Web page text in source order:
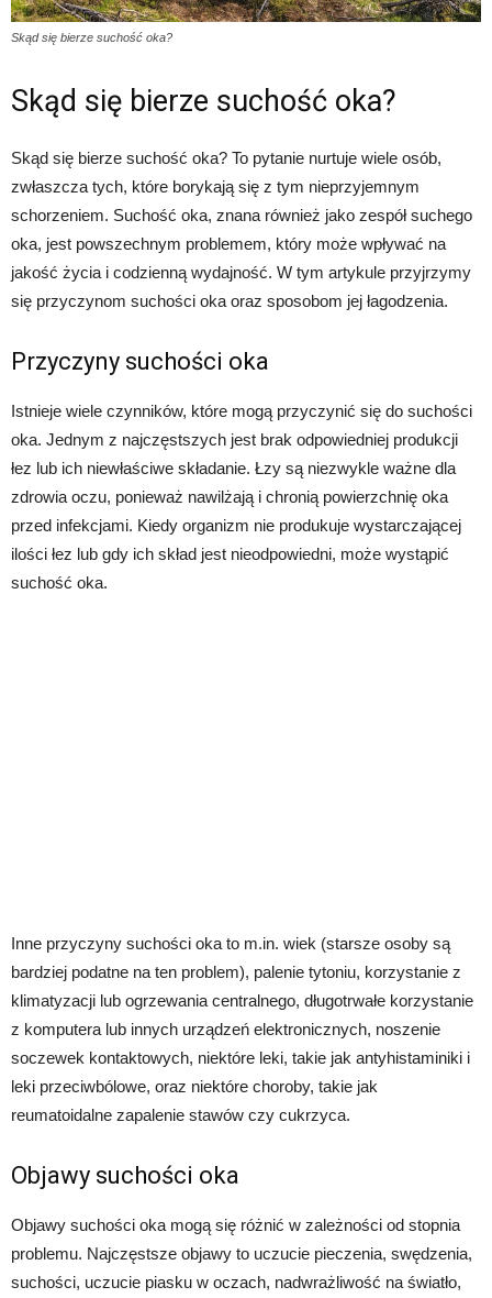
Skąd się bierze suchość oka?
Skąd się bierze suchość oka?
Skąd się bierze suchość oka? To pytanie nurtuje wiele osób,
zwłaszcza tych, które borykają się z tym nieprzyjemnym
schorzeniem. Suchość oka, znana również jako zespół suchego
oka, jest powszechnym problemem, który może wpływać na
jakość życia i codzienną wydajność. W tym artykule przyjrzymy
się przyczynom suchości oka oraz sposobom jej łagodzenia.
Przyczyny suchości oka
Istnieje wiele czynników, które mogą przyczynić się do suchości
oka. Jednym z najczęstszych jest brak odpowiedniej produkcji
łez lub ich niewłaściwe składanie. Łzy są niezwykle ważne dla
zdrowia oczu, ponieważ nawilżają i chronią powierzchnię oka
przed infekcjami. Kiedy organizm nie produkuje wystarczającej
ilości łez lub gdy ich skład jest nieodpowiedni, może wystąpić
suchość oka.
Inne przyczyny suchości oka to m.in. wiek (starsze osoby są
bardziej podatne na ten problem), palenie tytoniu, korzystanie z
klimatyzacji lub ogrzewania centralnego, długotrwałe korzystanie
z komputera lub innych urządzeń elektronicznych, noszenie
soczewek kontaktowych, niektóre leki, takie jak antyhistaminiki i
leki przeciwbólowe, oraz niektóre choroby, takie jak
reumatoidalne zapalenie stawów czy cukrzyca.
Objawy suchości oka
Objawy suchości oka mogą się różnić w zależności od stopnia
problemu. Najczęstsze objawy to uczucie pieczenia, swędzenia,
suchości, uczucie piasku w oczach, nadwrażliwość na światło,